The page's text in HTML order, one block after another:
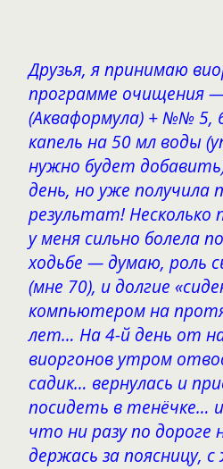
Друзья, я принимаю
программе очищения
(Акваформула) + №№ 5,
капель на 50 мл воды
нужно будет
день, но уже получила
результат! Несколько
у меня сильно болела
ходьбе — думаю, роль
(мне 70), и долгие
компьютером на
лет… На 4-й день от
виоргонов утром
садик… вернулась и
посидеть в тенёчке…
что ни разу по дороге
держась за поясницу,